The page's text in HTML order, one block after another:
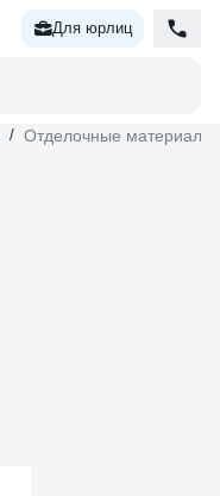
Для юрлиц
/ Отделочные материалы